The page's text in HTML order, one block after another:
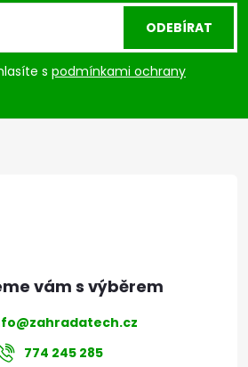
s podmínkami ochrany
ODEBÍRAT
@zahradatech.cz
774 245 285